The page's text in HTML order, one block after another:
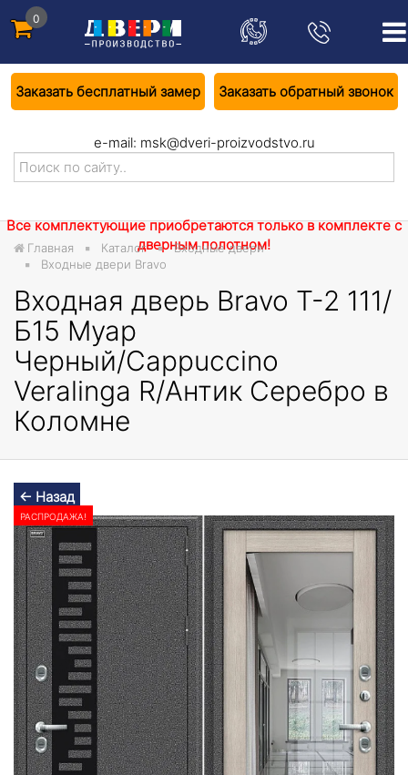
0
Заказать бесплатный замер Заказать обратный звонок
e-mail: msk@dveri-proizvodstvo.ru
Все комплектующие приобретаются только в комплекте с
дверным полотном!
Главная Каталог
Входные двери
Входные двери Bravo
Входная дверь Bravo T-2 111/
Б15 Муар
Черный/Cappuccino
Veralinga R/Антик Серебро в
Коломне
← Назад
РАСПРОДАЖА!